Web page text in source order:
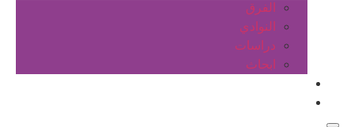
الفرق
النوادي
دراسات
ابحاث